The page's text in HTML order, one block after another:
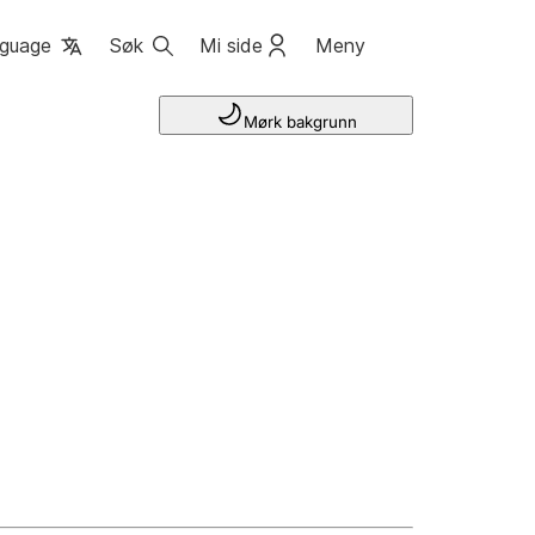
Søk Mi side Meny
Mørk bakgrunn